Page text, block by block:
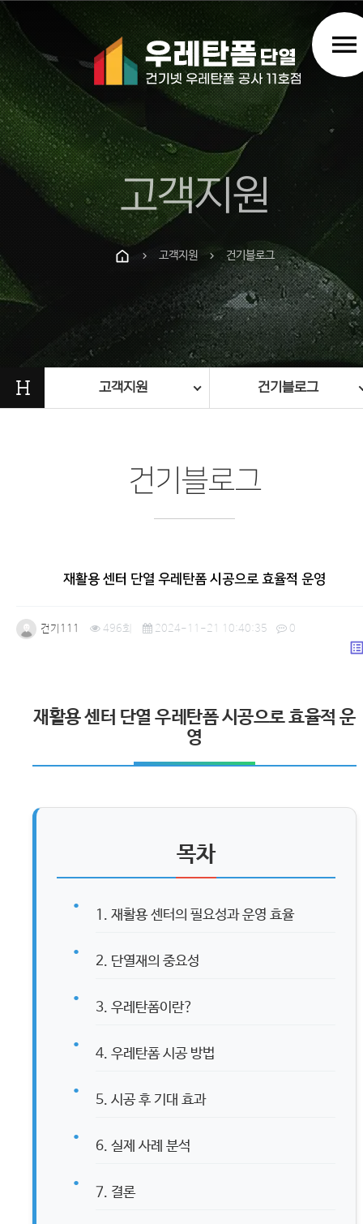
menu
고객지원
chevron_right 고객지원 chevron_right 건기블로그
H 고객지원 건기블로그
건기블로그
재활용 센터 단열 우레탄폼 시공으로 효율적 운영
건기111 496회 2024-11-21 10:40:35 0
재활용 센터 단열 우레탄폼 시공으로 효율적 운
영
목차
1. 재활용 센터의 필요성과 운영 효율
2. 단열재의 중요성
3. 우레탄폼이란?
4. 우레탄폼 시공 방법
5. 시공 후 기대 효과
6. 실제 사례 분석
7. 결론